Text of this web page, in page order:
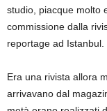
studio, piacque molto
commissione dalla
reportage ad Istanbul.
Era una rivista allora
arrivavano dal